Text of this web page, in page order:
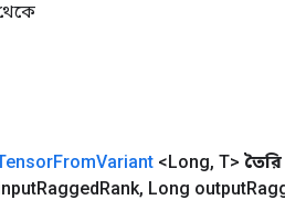
FromVariant <Long, T>
RaggedRank, Long output